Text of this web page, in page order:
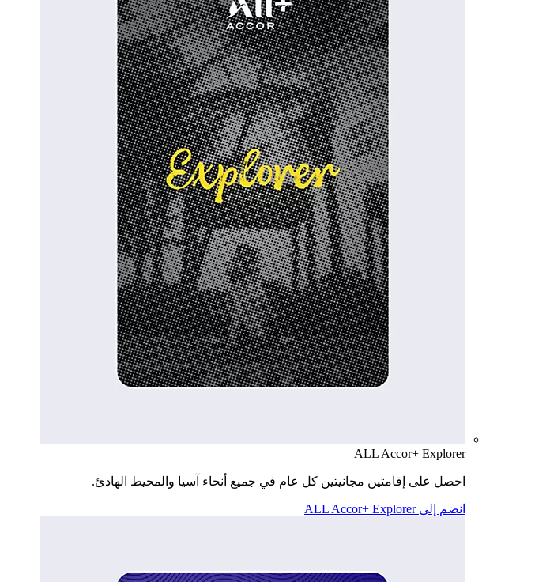
ALL Accor+ Explorer
احصل على إقامتين مجانيتين كل عام في جميع أنحاء آسيا والمحيط الهادئ.
انضم إلى ALL Accor+ Explorer